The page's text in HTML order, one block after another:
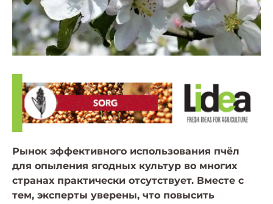
Рынок эффективного использования пчёл
для опыления ягодных культур во многих
странах практически отсутствует. Вместе с
тем, эксперты уверены, что повысить